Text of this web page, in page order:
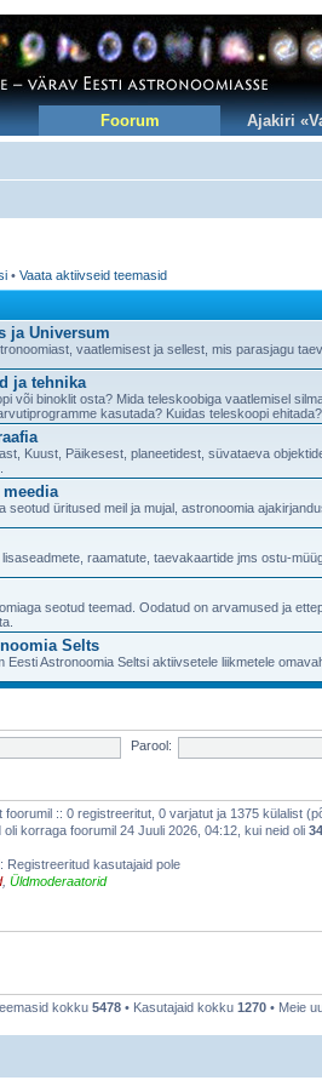
Foorum Ajakiri
• Vaata aktiivseid teemasid
ja Universum
vaatlemisest ja sellest, mis parasjagu
ja tehnika
või binoklit osta? Mida teleskoobiga vaatlemisel
kasutada? Kuidas teleskoopi ehitada?
Kuust, Päikesest, planeetidest, süvataeva
seotud üritused meil ja mujal, astronoomia
raamatute, taevakaartide jms ostu-
seotud teemad. Oodatud on arvamused ja
Selts
Eesti Astronoomia Seltsi aktiivsetele liikmetele
Parool:
foorumil :: 0 registreeritut, 0 varjatut ja 1375 külalist
korraga foorumil 24 Juuli 2026, 04:12, kui neid oli
Registreeritud kasutajaid pole
, Üldmoderaatorid
kokku 5478 • Kasutajaid kokku 1270 • Meie